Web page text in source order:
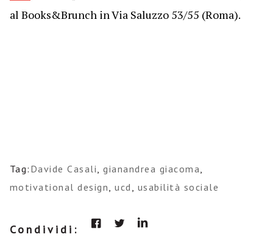
al Books&Brunch in Via Saluzzo 53/55 (Roma).
Tag: Davide Casali,gianandrea giacoma,
motivational design,ucd , usabilità sociale
Condividi: